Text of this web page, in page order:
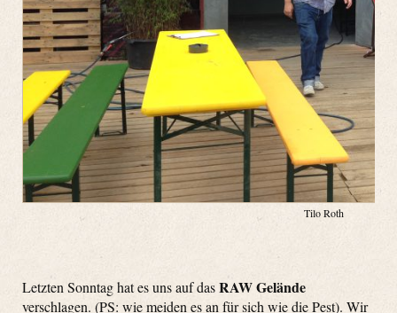
Tilo Roth
Letzten Sonntag hat es uns auf dasRAW Gelände
verschlagen. (PS: wie meiden es an für sich wie die Pest). Wir